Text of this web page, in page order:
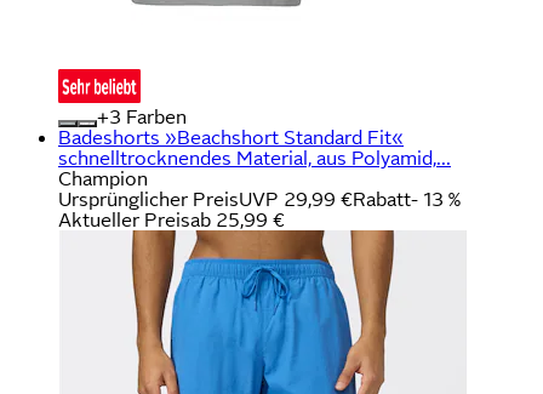
+
Farben
Badeshorts »Beachshort Standard Fit«
schnelltrocknendes Material, aus Polyamid,...
Champion
Ursprünglicher PreisUVP 29,99 €Rabatt- 13 %
Aktueller Preisab 25,99 €